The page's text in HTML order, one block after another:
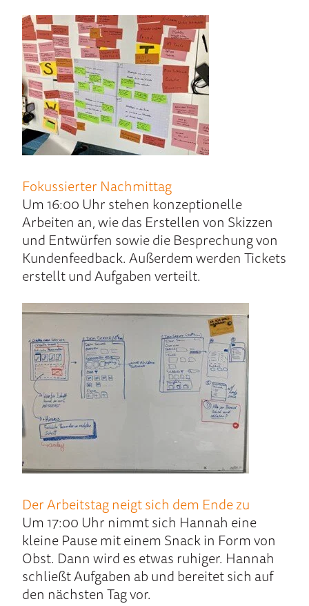
Fokussierter Nachmittag
Um 16:00 Uhr stehen konzeptionelle
Arbeiten an, wie das Er­stellen von Skizzen
und Ent­würfen sowie die Be­sprechung von
Kunden­feedback. Außer­dem wer­den Tickets
erstellt und Aufgaben verteilt.
Der Ar­beits­tag neigt sich dem En­de zu
Um 17:00 Uhr nimmt sich Hannah eine
kleine Pause mit einem Snack in Form von
Obst. Dann wird es etwas ruhiger. Hannah
schließt Aufgaben ab und bereitet sich auf
den nächsten Tag vor.